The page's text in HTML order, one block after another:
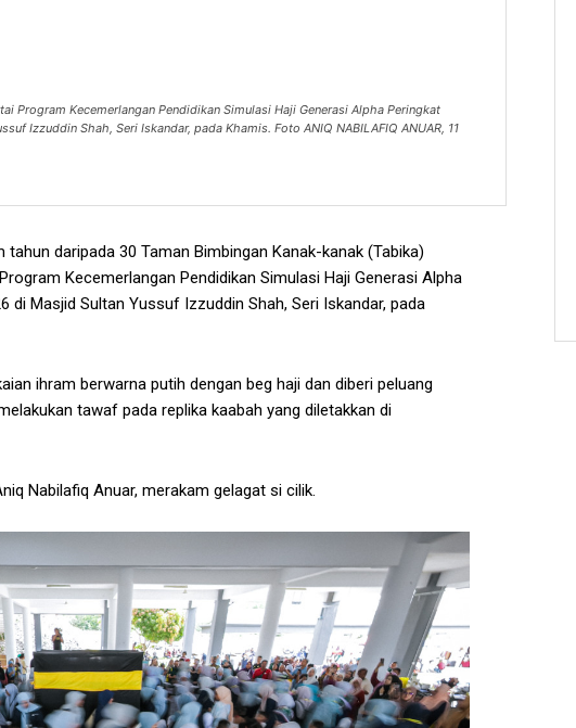
Program Kecemerlangan Pendidikan Simulasi Haji Generasi Alpha Peringkat
Izzuddin Shah, Seri Iskandar, pada Khamis. Foto ANIQ NABILAFIQ ANUAR, 11
daripada 30 Taman Bimbingan Kanak-kanak (Tabika)
Kecemerlangan Pendidikan Simulasi Haji Generasi Alpha
di Masjid Sultan Yussuf Izzuddin Shah, Seri Iskandar, pada
ihram berwarna putih dengan beg haji dan diberi peluang
tawaf pada replika kaabah yang diletakkan di
Nabilafiq Anuar, merakam gelagat si cilik.